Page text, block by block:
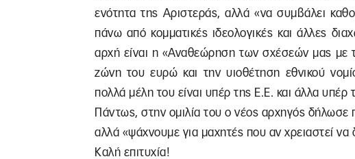
ενότητα της Αριστεράς, αλλά «να συμβάλει
πάνω από κομματικές ιδεολογικές και άλλες
αρχή είναι η «Αναθεώρηση των σχέσεών μας
ζώνη του ευρώ και την υιοθέτηση εθνικού
πολλά μέλη του είναι υπέρ της Ε.Ε. και άλλα υπέρ
Πάντως, στην ομιλία του ο νέος αρχηγός δήλωσε
αλλά «ψάχνουμε για μαχητές που αν χρειαστεί
Καλή επιτυχία!